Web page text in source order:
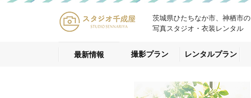
茨城県ひたちなか市、神栖市の
写真スタジオ・衣装レンタル
最新情報 撮影プラン レンタルプラン